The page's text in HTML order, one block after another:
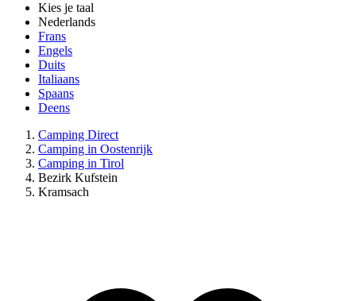
Kies je taal
Nederlands
Frans
Engels
Duits
Italiaans
Spaans
Deens
Camping Direct
Camping in Oostenrijk
Camping in Tirol
Bezirk Kufstein
Kramsach